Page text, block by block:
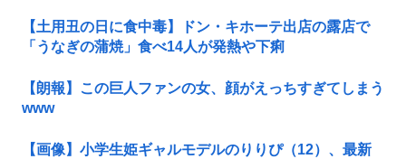
【土用丑の日に食中毒】ドン・キホーテ出店の露店で
「うなぎの蒲焼」食べ14人が発熱や下痢
【朗報】この巨人ファンの女、顔がえっちすぎてしまう
www
【画像】小学生姫ギャルモデルのりりぴ（12）、最新